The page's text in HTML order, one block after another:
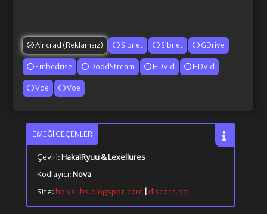
Aincrad (Reklamsız) Sibnet Sibnet GDrive
Embedrise DoodStream HDVid HDVid
Voe Voe
EMEĞI GEÇENLER
Çeviri:HakaiRyuu & Lexellures
Kodlayıcı:Nova
Site:holysubs.blogspot.com discord.gg